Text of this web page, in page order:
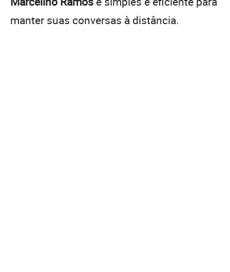
manter suas conversas à distância.